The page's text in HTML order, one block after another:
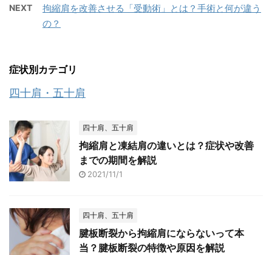
NEXT
拘縮肩を改善させる「受動術」とは？手術と何が違う
の？
症状別カテゴリ
四十肩・五十肩
四十肩、五十肩
拘縮肩と凍結肩の違いとは？症状や改善
までの期間を解説
2021/11/1
四十肩、五十肩
腱板断裂から拘縮肩にならないって本
当？腱板断裂の特徴や原因を解説